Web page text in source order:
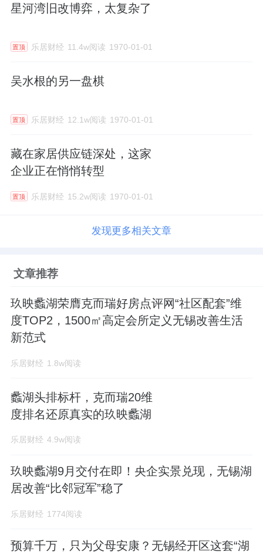
星河湾旧改博弈，太复杂了
置顶 乐居财经 11.4w阅读 1970-01-01
吴水根的另一盘棋
置顶 乐居财经 12.1w阅读 1970-01-01
藏在家居供应链深处，这家
企业正在悄悄转型
置顶 乐居财经 15.2w阅读 1970-01-01
发现更多相关文章
文章推荐
玖映蠡湖荣膺克而瑞好房点评网“社区配套”维
度TOP2，1500㎡高定会所定义无锡改善生活
新范式
乐居财经 1.8w阅读
蠡湖头排标杆，克而瑞20维
度排名还原真实的玖映蠡湖
乐居财经 4.9w阅读
玖映蠡湖9月交付在即！央企实景兑现，无锡湖
居改善“比邻冠军”稳了
乐居财经 1774阅读
预算千万，只为父母安康？无锡经开区这套“湖